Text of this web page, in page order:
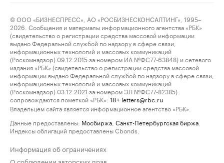
© ООО «БИЗНЕСПРЕСС», АО «РОСБИЗНЕСКОНСАЛТИНГ», 1995–
2026. Сообщения и материалы информационного агентства «РБК»
(свидетельство о регистрации средства массовой информации
выдано Федеральной службой по надзору в сфере связи,
информационных технологий и массовых коммуникаций
(Роскомнадзор) 09.12.2015 за номером ИА №ФС77-63848) и сетевого
издания «РБК» (свидетельство о регистрации средства массовой
информации выдано Федеральной службой по надзору в сфере связи,
информационных технологий и массовых коммуникаций
(Роскомнадзор) 03.12.2021 за номером ЭЛ №ФС77-82385)
сопровождаются пометкой «РБК».
18+ letters@rbc.ru
Владельцем сайта является информационное агентство «РБК».
Данные предоставлены: Мосбиржа Санкт-Петербургская биржа
Индексы облигаций предоставлены Cbonds.
Информация об ограничениях